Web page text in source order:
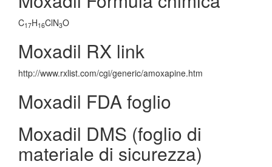
C17H16ClN3O
Moxadil RX link
http://www.rxlist.com/cgi/generic/amoxapine.htm
Moxadil FDA foglio
Moxadil DMS (foglio di
materiale di sicurezza)